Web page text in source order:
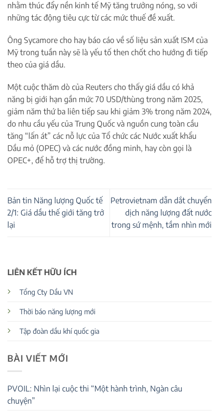
nhằm thúc đẩy nền kinh tế Mỹ tăng trưởng nóng, so với
những tác động tiêu cực từ các mức thuế đề xuất.
Ông Sycamore cho hay báo cáo về số liệu sản xuất ISM của
Mỹ trong tuần này sẽ là yếu tố then chốt cho hướng đi tiếp
theo của giá dầu.
Một cuộc thăm dò của Reuters cho thấy giá dầu có khả
năng bị giới hạn gần mức 70 USD/thùng trong năm 2025,
giảm năm thứ ba liên tiếp sau khi giảm 3% trong năm 2024,
do nhu cầu yếu của Trung Quốc và nguồn cung toàn cầu
tăng “lấn át” các nỗ lực của Tổ chức các Nước xuất khẩu
Dầu mỏ (OPEC) và các nước đồng minh, hay còn gọi là
OPEC+, để hỗ trợ thị trường.
Bản tin Năng lượng Quốc tế
2/1: Giá dầu thế giới tăng trở
lại
Petrovietnam dẫn dắt chuyển
dịch năng lượng đất nước
trong sứ mệnh, tầm nhìn mới
LIÊN KẾT HỮU ÍCH
Tổng Cty Dầu VN
Thời báo năng lượng mới
Tập đoàn dầu khí quốc gia
BÀI VIẾT MỚI
PVOIL: Nhìn lại cuộc thi “Một hành trình, Ngàn câu
chuyện”